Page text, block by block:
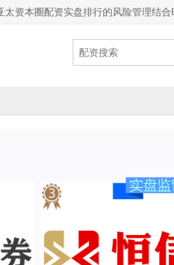
太资本圈配资实盘排行的风险管理结